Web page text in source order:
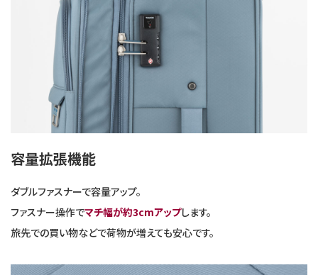
容量拡張機能
ダブルファスナーで容量アップ。
ファスナー操作でマチ幅が約3cmアップします。
旅先での買い物などで荷物が増えても安心です。